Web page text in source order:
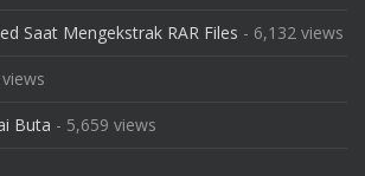
Saat Mengekstrak RAR Files - 6,132 views
Buta - 5,659 views